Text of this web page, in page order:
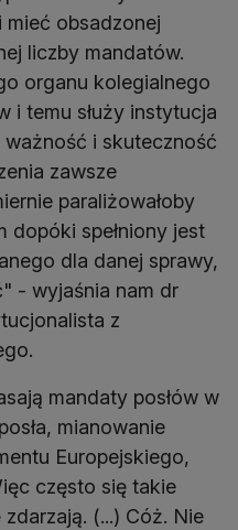
mieć obsadzonej
liczby mandatów.
organu kolegialnego
i temu służy instytucja
i skuteczność
zawsze
paraliżowałoby
dopóki spełniony jest
dla danej sprawy,
- wyjaśnia nam dr
z
mandaty posłów w
mianowanie
Europejskiego,
często się takie
(...) Cóż. Nie